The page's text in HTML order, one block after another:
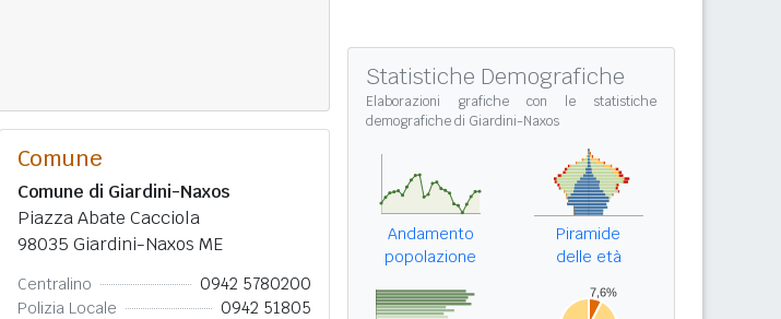
Comune
Comune di Giardini-Naxos
Piazza Abate Cacciola
98035 Giardini-Naxos ME
Centralino 0942 5780200
Polizia Locale 0942 51805
Statistiche Demografiche
Elaborazioni grafiche con le statistiche
demografiche di Giardini-Naxos
Andamento
popolazione
Piramide
delle età